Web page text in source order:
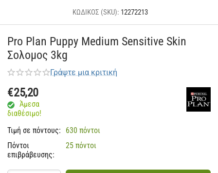
ΚΩΔΙΚΟΣ (SKU): 12272213
Pro Plan Puppy Medium Sensitive Skin
Σολομος 3kg
Γράψτε μια κριτική
€25,20
Άμεσα
διαθέσιμο!
Τιμή σε πόντους:
630 πόντοι
Πόντοι
επιβράβευσης:
25 πόντοι